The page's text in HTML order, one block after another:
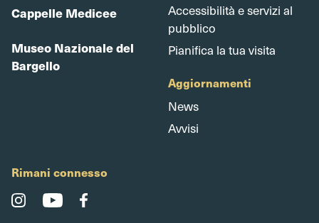
Cappelle Medicee
Museo Nazionale del
Bargello
Accessibilità e servizi al
pubblico
Pianifica la tua visita
Aggiornamenti
News
Avvisi
Rimani connesso